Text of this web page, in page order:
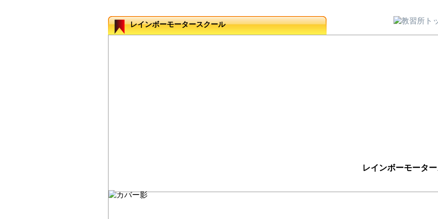
レインボーモータースクール
レインボーモータ